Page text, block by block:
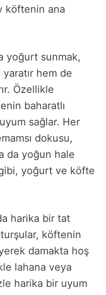
köftenin ana
yoğurt sunmak,
hem de
Özellikle
baharatlı
sağlar. Her
dokusu,
da yoğun hale
yoğurt ve köfte
harika bir tat
köftenin
damakta hoş
lahana veya
harika bir uyum